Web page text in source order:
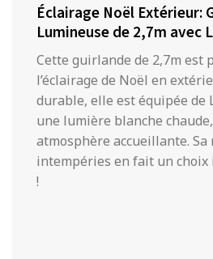
Éclairage Noël Extérieur:
Lumineuse de 2,7m avec
Cette guirlande de 2,7m est
l’éclairage de Noël en
durable, elle est équipée de
une lumière blanche
atmosphère accueillante. Sa
intempéries en fait un choix
!